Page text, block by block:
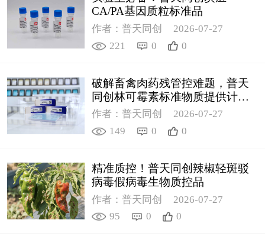
CA/PA基因质粒标准品
作者：普天同创
2026-07-27
221
0 0
破解畜禽肉药残管控难题，普天
同创林可霉素标准物质提供计量
支撑
作者：普天同创
2026-07-27
149
0 0
精准质控！普天同创辣椒轻斑驳
病毒假病毒生物质控品
作者：普天同创
2026-07-27
95
0 0